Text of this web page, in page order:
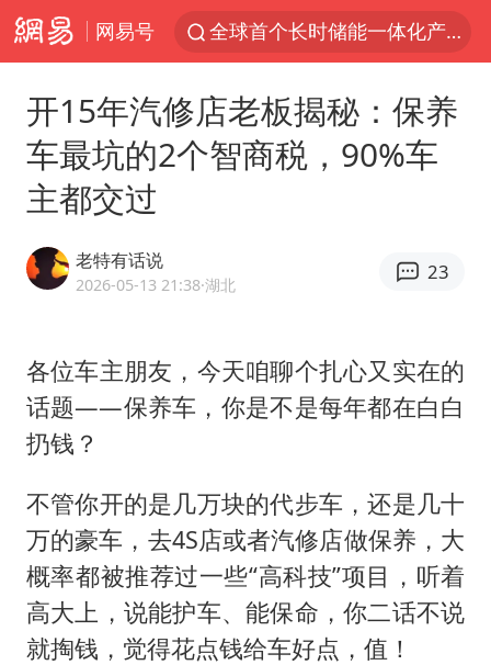
网易号
全球首个长时储能一体化产业园量产
中国女篮70-67险胜尼日利亚女篮
出口禁令驱动有色板块大涨
秋天的第一杯奶茶到底有多火
38岁演员求职万岁山NPC成功
U17国足三连胜晋级明日之星半决赛
美股存储板块集体大跌
胡彦斌获《歌手2026》歌王
东航：国内客票提前14天免费退改
开15年汽修店老板揭秘：保养
车最坑的2个智商税，90%车
主都交过
老特有话说
2026-05-13 21:38·湖北
23
各位车主朋友，今天咱聊个扎心又实在的
话题——保养车，你是不是每年都在白白
扔钱？
不管你开的是几万块的代步车，还是几十
万的豪车，去4S店或者汽修店做保养，大
概率都被推荐过一些“高科技”项目，听着
高大上，说能护车、能保命，你二话不说
就掏钱，觉得花点钱给车好点，值！